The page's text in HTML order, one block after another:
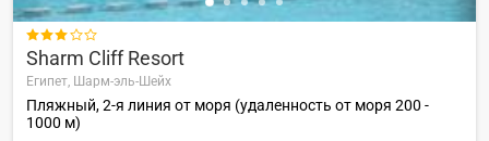

Sharm Cliff Resort
Египет, Шарм-эль-Шейх
Пляжный, 2-я линия от моря (удаленность от моря 200 -
1000 м)